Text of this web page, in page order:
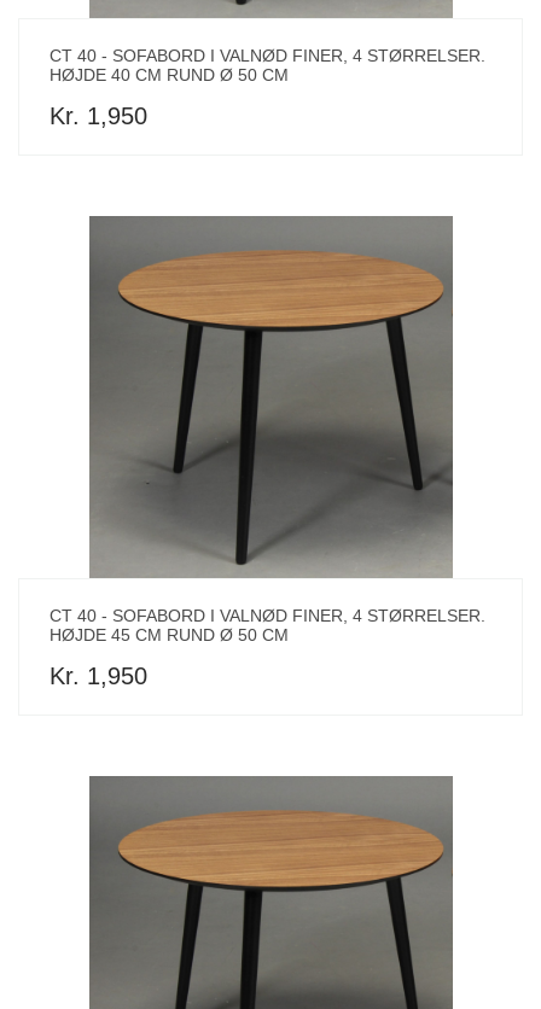
CT 40 - SOFABORD I VALNØD FINER, 4 STØRRELSER.
HØJDE 40 CM RUND Ø 50 CM
Kr. 1,950
CT 40 - SOFABORD I VALNØD FINER, 4 STØRRELSER.
HØJDE 45 CM RUND Ø 50 CM
Kr. 1,950